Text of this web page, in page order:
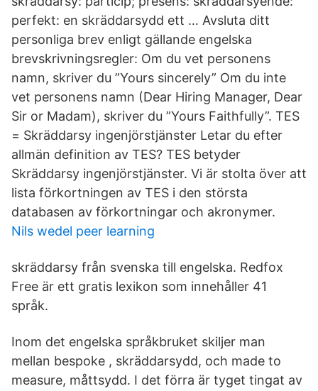
perfekt: en skräddarsydd ett … Avsluta ditt
personliga brev enligt gällande engelska
brevskrivningsregler: Om du vet personens
namn, skriver du ”Yours sincerely” Om du inte
vet personens namn (Dear Hiring Manager, Dear
Sir or Madam), skriver du ”Yours Faithfully”. TES
= Skräddarsy ingenjörstjänster Letar du efter
allmän definition av TES? TES betyder
Skräddarsy ingenjörstjänster. Vi är stolta över att
lista förkortningen av TES i den största
databasen av förkortningar och akronymer.
Nils wedel peer learning
skräddarsy från svenska till engelska. Redfox
Free är ett gratis lexikon som innehåller 41
språk.
Inom det engelska språkbruket skiljer man
mellan bespoke , skräddarsydd, och made to
measure, måttsydd. I det förra är tyget tingat av